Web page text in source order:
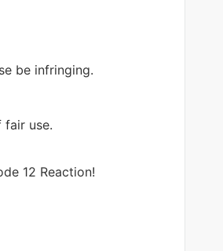
be infringing.
use.
12 Reaction!